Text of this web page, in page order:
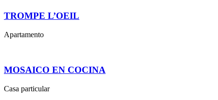
TROMPE L’OEIL
Apartamento
MOSAICO EN COCINA
Casa particular